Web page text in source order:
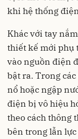
khi hệ thống
Khác với tay
thiết kế mới phụ
vào nguồn điện
bật ra. Trong
nổ hoặc ngập
điện bị vô hiệu
theo cách thông
bên trong lẫn